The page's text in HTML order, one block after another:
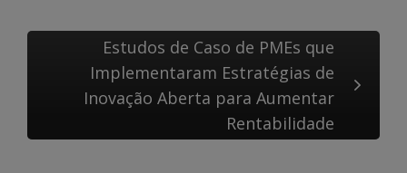
Estudos de Caso de PMEs que
Implementaram Estratégias de
Inovação Aberta para Aumentar
Rentabilidade